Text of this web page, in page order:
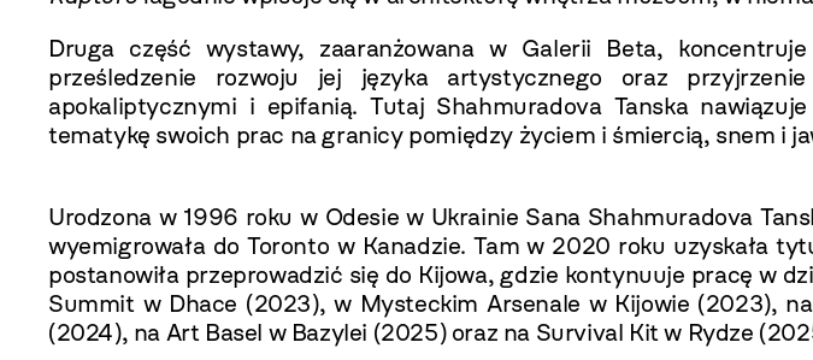
Druga część wystawy, zaaranżowana w Galerii Beta,
prześledzenie rozwoju jej języka artystycznego oraz
apokaliptycznymi i epifanią. Tutaj Shahmuradova Tanska
tematykę swoich prac na granicy pomiędzy życiem i śmiercią, snem i
Urodzona w 1996 roku w Odesie w Ukrainie Sana Shahmuradova
wyemigrowała do Toronto w Kanadzie. Tam w 2020 roku uzyskała
postanowiła przeprowadzić się do Kijowa, gdzie kontynuuje pracę w
Summit w Dhace (2023), w Mysteckim Arsenale w Kijowie (2023),
(2024), na Art Basel w Bazylei (2025) oraz na Survival Kit w Rydze